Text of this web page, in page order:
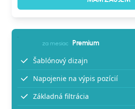
za mesiac Premium
Šablónový dizajn
Napojenie na výpis pozícií
Základná filtrácia